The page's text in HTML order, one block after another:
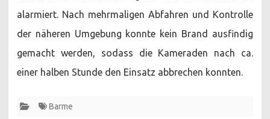
alarmiert. Nach mehrmaligen Abfahren und Kontrolle
der näheren Umgebung konnte kein Brand ausfindig
gemacht werden, sodass die Kameraden nach ca.
einer halben Stunde den Einsatz abbrechen konnten.
Barme